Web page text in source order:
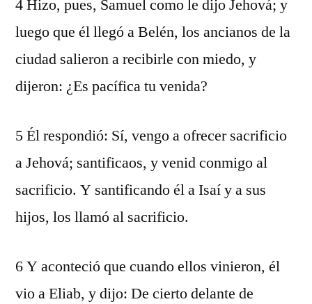
4 Hizo, pues, Samuel como le dijo Jehová; y
luego que él llegó a Belén, los ancianos de la
ciudad salieron a recibirle con miedo, y
dijeron: ¿Es pacífica tu venida?
5 Él respondió: Sí, vengo a ofrecer sacrificio
a Jehová; santificaos, y venid conmigo al
sacrificio. Y santificando él a Isaí y a sus
hijos, los llamó al sacrificio.
6 Y aconteció que cuando ellos vinieron, él
vio a Eliab, y dijo: De cierto delante de